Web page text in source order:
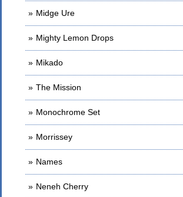
Midge Ure
Mighty Lemon Drops
Mikado
The Mission
Monochrome Set
Morrissey
Names
Neneh Cherry